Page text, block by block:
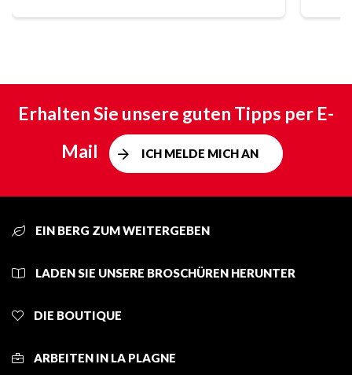
Erhalten Sie unsere guten Tipps per E-
Mail
ICH MELDE MICH AN
EIN BERG ZUM WEITERGEBEN
LADEN SIE UNSERE BROSCHÜREN HERUNTER
DIE BOUTIQUE
ARBEITEN IN LA PLAGNE